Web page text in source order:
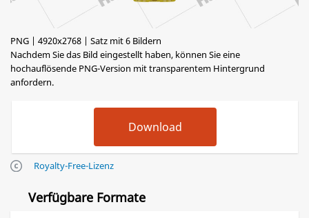
PNG | 4920x2768 | Satz mit 6 Bildern
Nachdem Sie das Bild eingestellt haben, können Sie eine
hochauflösende PNG-Version mit transparentem Hintergrund
anfordern.
Royalty-Free-Lizenz
Verfügbare Formate